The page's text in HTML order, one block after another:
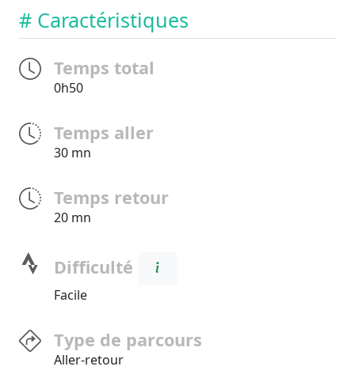
# Caractéristiques
Temps total
0h50
Temps aller
30 mn
Temps retour
20 mn
Difficulté
Facile
Type de parcours
Aller-retour